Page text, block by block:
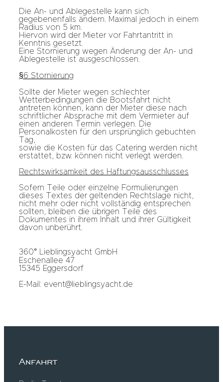
Die An- und Ablegestelle kann sich
gegebenenfalls ändern. Maximal jedoch in einem
Radius von 5 km.
Hiervon wird der Mieter vor Fahrtantritt in
Kenntnis gesetzt.
Eine Stornierung wegen Änderung der An- und
Ablegestelle ist ausgeschlossen.
§6 Stornierung
Sollte der Mieter wegen schlechter
Wetterbedingungen die Bootsfahrt nicht
antreten können, kann der Mieter diese nach
schriftlicher Absprache mit dem Vermieter auf
einen anderen Termin verlegen. Die
Personalkosten für den ursprünglich gebuchten
Tag,
sowie die Kosten für das Catering werden nicht
erstattet, bzw. können nicht verlegt werden.
Rechtswirksamkeit des Haftungsausschlusses
Sofern Teile oder einzelne Formulierungen
dieses Textes der geltenden Rechtslage nicht,
nicht mehr oder nicht vollständig entsprechen
sollten, bleiben die übrigen Teile des
Dokumentes in ihrem Inhalt und ihrer Gültigkeit
davon unberührt.
360° Lieblingsyacht GmbH
Eschenallee 47
15345 Eggersdorf
E-Mail: event@lieblingsyacht.de
Anfahrt